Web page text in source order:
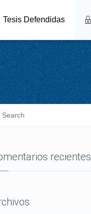
Tesis Defendidas
recientes